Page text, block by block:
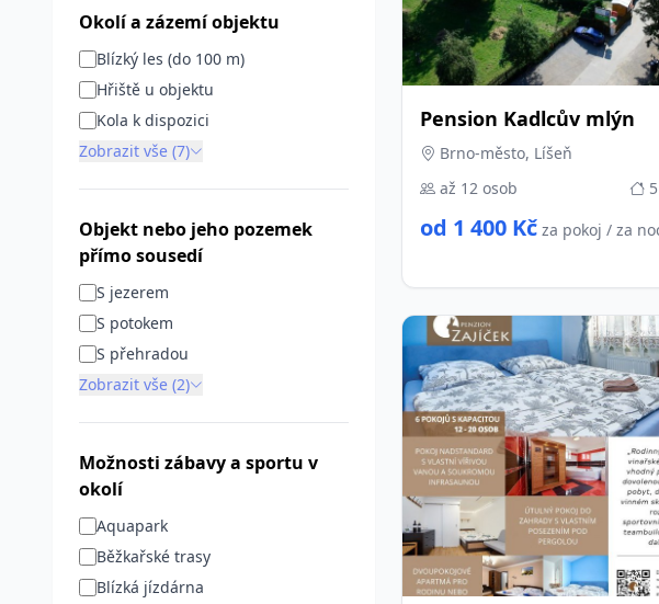
Okolí a zázemí objektu
Blízký les (do 100 m)
Hřiště u objektu
Kola k dispozici
Zobrazit vše (7)
Objekt nebo jeho pozemek
přímo sousedí
S jezerem
S potokem
S přehradou
Zobrazit vše (2)
Možnosti zábavy a sportu v
okolí
Aquapark
Běžkařské trasy
Blízká jízdárna
Pension Kadlcův mlýn
Brno-město, Líšeň
až 12 osob
od 1 400 Kč za pokoj / za